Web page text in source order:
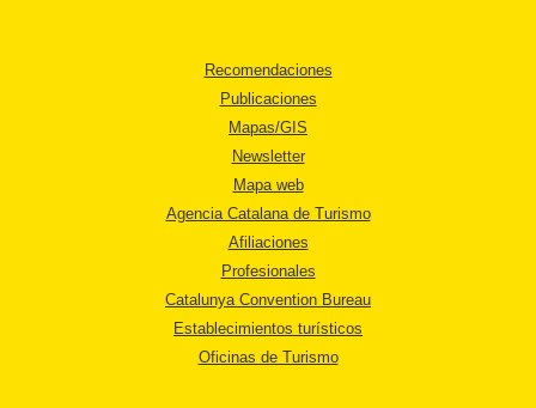
Recomendaciones
Publicaciones
Mapas/GIS
Newsletter
Mapa web
Agencia Catalana de Turismo
Afiliaciones
Profesionales
Catalunya Convention Bureau
Establecimientos turísticos
Oficinas de Turismo